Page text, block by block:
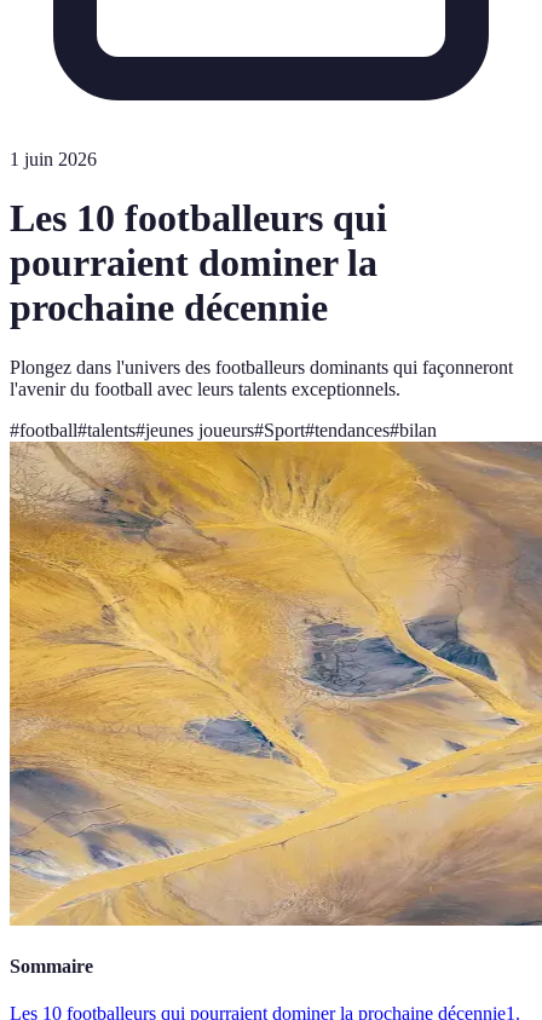
1 juin 2026
Les 10 footballeurs qui
pourraient dominer la
prochaine décennie
Plongez dans l'univers des footballeurs dominants qui façonneront
l'avenir du football avec leurs talents exceptionnels.
#football#talents#jeunes joueurs#Sport#tendances#bilan
Sommaire
Les 10 footballeurs qui pourraient dominer la prochaine décennie1.